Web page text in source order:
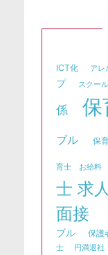
ICT化 アレ
プ
スクール
係
保
ブル 保
育士 お給料
士 求人
面接
ブル
保護
士
円満退社